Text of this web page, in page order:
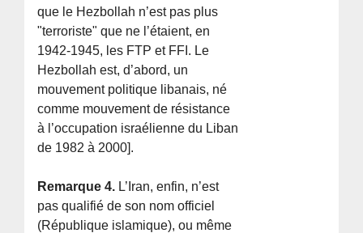
que le Hezbollah n’est pas plus
"terroriste" que ne l’étaient, en
1942-1945, les FTP et FFI. Le
Hezbollah est, d’abord, un
mouvement politique libanais, né
comme mouvement de résistance
à l’occupation israélienne du Liban
de 1982 à 2000].
Remarque 4. L’Iran, enfin, n’est
pas qualifié de son nom officiel
(République islamique), ou même